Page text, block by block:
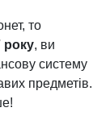
то
року, ви
систему
предметів.